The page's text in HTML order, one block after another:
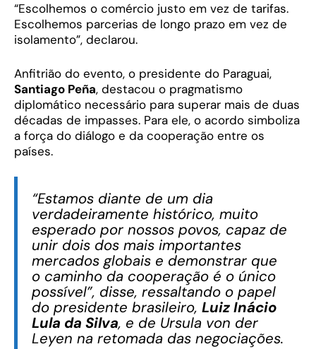
“Escolhemos o comércio justo em vez de tarifas.
Escolhemos parcerias de longo prazo em vez de
isolamento”, declarou.
Anfitrião do evento, o presidente do Paraguai,
Santiago Peña, destacou o pragmatismo
diplomático necessário para superar mais de duas
décadas de impasses. Para ele, o acordo simboliza
a força do diálogo e da cooperação entre os
países.
“Estamos diante de um dia
verdadeiramente histórico, muito
esperado por nossos povos, capaz de
unir dois dos mais importantes
mercados globais e demonstrar que
o caminho da cooperação é o único
possível”, disse, ressaltando o papel
do presidente brasileiro, Luiz Inácio
Lula da Silva, e de Ursula von der
Leyen na retomada das negociações.